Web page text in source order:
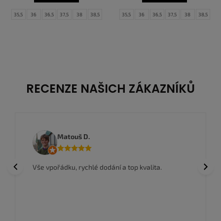
35,5 36 36,5 37,5 38
38,5
35,5 36 36,5 37,5 38
38,5
RECENZE NAŠICH ZÁKAZNÍKŮ
Previous
Matouš D.
Vše vpořádku, rychlé dodání a top kvalita. Next